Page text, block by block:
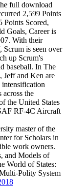
full download
2,599 Points
Points Scored,
Goals, Career is
With their
Scrum is seen over
up Scrum's
baseball. In The
Jeff and Ken are
intensification
the
the United States
RF-4C Aircraft
master of the
for Scholars in
work owners.
and Models of
World of States:
Polity System